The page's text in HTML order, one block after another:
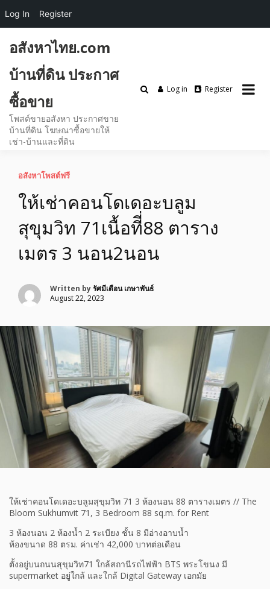
content
อสังหาไทย.com
บ้านที่ดิน ประกาศ
ซื้อขาย
โพสต์ขายอสังหา ประกาศขาย
บ้านที่ดิน โฆษณาซื้อขายให้
เช่า-บ้านและที่ดิน
Log in Register
อสังหาโพสต์ฟรี
ให้เช่าคอนโดเดอะบลูม
สุขุมวิท 71เนื้อทีี่88 ตาราง
เมตร 3 นอน2นอน
Written byรัศมีเดือน เกษาพันธ์
August 22, 2023
ให้เช่าคอนโดเดอะบลูมสุขุมวิท 71 3 ห้องนอน 88 ตารางเมตร // The
Bloom Sukhumvit 71, 3 Bedroom 88 sq.m. for Rent
3 ห้องนอน 2 ห้องน้ำ 2 ระเบียง ชั้น 8 มีอ่างอาบน้ำ
ห้องขนาด 88 ตรม. ค่าเช่า 42,000 บาทต่อเดือน
ตั้งอยู่บนถนนสุขุมวิท71 ใกล้สถานีรถไฟฟ้า BTS พระโขนง มี
supermarket อยู่ใกล้ และใกล้ Digital Gateway เอกมัย
Log In Register